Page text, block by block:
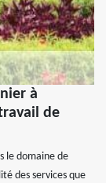
à
de
le domaine de
des services que